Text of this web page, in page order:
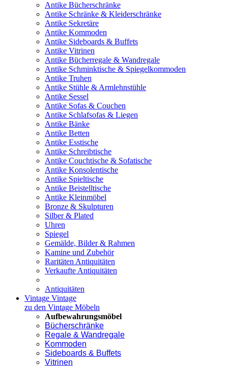
Antike Bücherschränke
Antike Schränke & Kleiderschränke
Antike Sekretäre
Antike Kommoden
Antike Sideboards & Buffets
Antike Vitrinen
Antike Bücherregale & Wandregale
Antike Schminktische & Spiegelkommoden
Antike Truhen
Antike Stühle & Armlehnstühle
Antike Sessel
Antike Sofas & Couchen
Antike Schlafsofas & Liegen
Antike Bänke
Antike Betten
Antike Esstische
Antike Schreibtische
Antike Couchtische & Sofatische
Antike Konsolentische
Antike Spieltische
Antike Beistelltische
Antike Kleinmöbel
Bronze & Skulpturen
Silber & Plated
Uhren
Spiegel
Gemälde, Bilder & Rahmen
Kamine und Zubehör
Raritäten Antiquitäten
Verkaufte Antiquitäten
Antiquitäten
Vintage Vintage
zu den Vintage Möbeln
Aufbewahrungsmöbel
Bücherschränke
Regale & Wandregale
Kommoden
Sideboards & Buffets
Vitrinen